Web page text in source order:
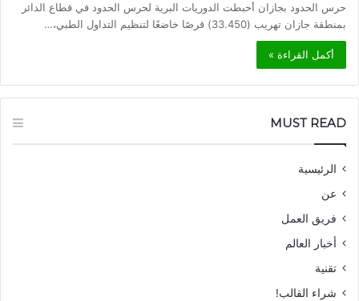
حرس الحدود بجازان أحبطت الدوريات البرية لحرس الحدود في قطاع الدائر
بمنطقة جازان تهريب (33.450) قرصًا خاضعًا لتنظيم التداول الطبي،…
أكمل القراءة »
MUST READ
الرئيسية
عن
فريق العمل
أخبار العالم
تقنية
شراء القالب!